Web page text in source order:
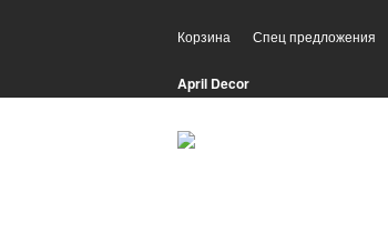
Корзина Спец предложения
April Decor